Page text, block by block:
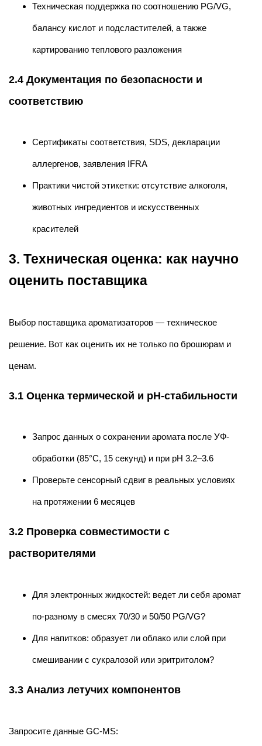
Техническая поддержка по соотношению PG/VG,
балансу кислот и подсластителей, а также
картированию теплового разложения
2.4 Документация по безопасности и
соответствию
Сертификаты соответствия, SDS, декларации
аллергенов, заявления IFRA
Практики чистой этикетки: отсутствие алкоголя,
животных ингредиентов и искусственных
красителей
3. Техническая оценка: как научно
оценить поставщика
Выбор поставщика ароматизаторов — техническое
решение. Вот как оценить их не только по брошюрам и
ценам.
3.1 Оценка термической и pH-стабильности
Запрос данных о сохранении аромата после УФ-
обработки (85°C, 15 секунд) и при pH 3.2–3.6
Проверьте сенсорный сдвиг в реальных условиях
на протяжении 6 месяцев
3.2 Проверка совместимости с
растворителями
Для электронных жидкостей: ведет ли себя аромат
по-разному в смесях 70/30 и 50/50 PG/VG?
Для напитков: образует ли облако или слой при
смешивании с сукралозой или эритритолом?
3.3 Анализ летучих компонентов
Запросите данные GC-MS: